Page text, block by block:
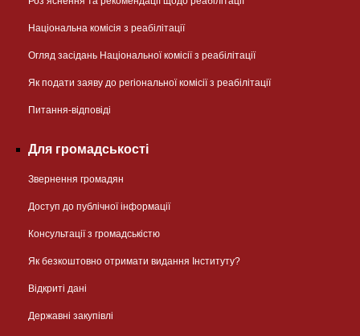
Національна комісія з реабілітації
Огляд засідань Національної комісії з реабілітації
Як подати заяву до регіональної комісії з реабілітації
Питання-відповіді
Для громадськості
Звернення громадян
Доступ до публічної інформації
Консультації з громадськістю
Як безкоштовно отримати видання Інституту?
Відкриті дані
Державні закупівлі